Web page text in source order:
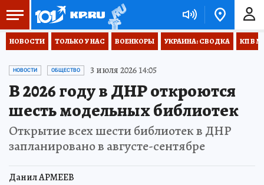
НОВОСТИ ТОЛЬКО У НАС ВОЕНКОРЫ УКРАИНА: СВОДКА КП В
НОВОСТИ ОБЩЕСТВО 3 июля 2026 14:05
В 2026 году в ДНР откроются
шесть модельных библиотек
Открытие всех шести библиотек в ДНР
запланировано в августе-сентябре
Данил АРМЕЕВ